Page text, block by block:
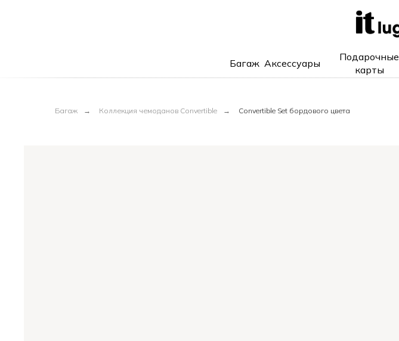
Багаж Аксессуары
Подарочные
карты
Багаж → Коллекция чемоданов Convertible → Convertible Set бордового цвета